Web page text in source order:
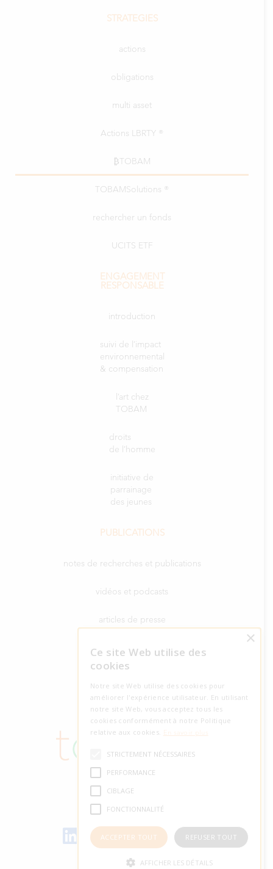
STRATEGIES
actions
obligations
multi asset
Actions LBRTY ®
₿TOBAM
TOBAMSolutions ®
rechercher un fonds
UCITS ETF
ENGAGEMENT
RESPONSABLE
introduction
suivi de l’impact
environnemental
& compensation
l’art chez
TOBAM
droits
de l’homme
initiative de
parrainage
des jeunes
PUBLICATIONS
notes de recherches et publications
vidéos et podcasts
articles de presse
Dr. Harry Markowitz
Let's meet on LinkedIn
© tobam 2022
×
Ce site Web utilise des
cookies
Notre site Web utilise des cookies pour
améliorer l'expérience utilisateur. En utilisant
notre site Web, vous acceptez tous les
cookies conformément à notre Politique
relative aux cookies. En savoir plus
STRICTEMENT NÉCESSAIRES
PERFORMANCE
CIBLAGE
FONCTIONNALITÉ
ACCEPTER TOUT REFUSER TOUT
AFFICHER LES DÉTAILS